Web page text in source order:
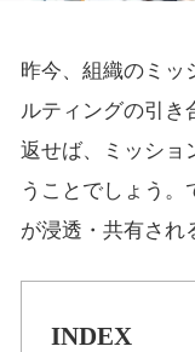
昨今、組織のミッ
ルティングの引き
返せば、ミッショ
うことでしょう。
が浸透・共有され
INDEX